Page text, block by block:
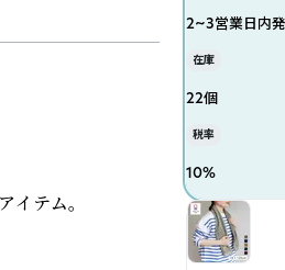
テム。
2~3営業日内
在庫
22個
税率
10%